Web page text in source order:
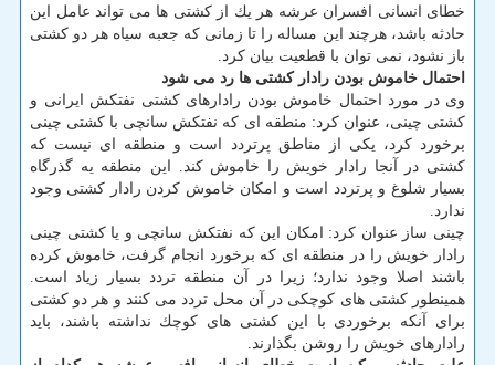
خطای انسانی افسران عرشه هر یك از كشتی ها می تواند عامل این
حادثه باشد، هرچند این مساله را تا زمانی كه جعبه سیاه هر دو كشتی
باز نشود، نمی توان با قطعیت بیان كرد.
احتمال خاموش بودن رادار كشتی ها رد می شود
وی در مورد احتمال خاموش بودن رادارهای كشتی نفتكش ایرانی و
كشتی چینی، عنوان كرد: منطقه ای كه نفتكش سانچی با كشتی چینی
برخورد كرد، یكی از مناطق پرتردد است و منطقه ای نیست كه
كشتی در آنجا رادار خویش را خاموش كند. این منطقه یه گذرگاه
بسیار شلوغ و پرتردد است و امكان خاموش كردن رادار كشتی وجود
ندارد.
چینی ساز عنوان كرد: امكان این كه نفتكش سانچی و یا كشتی چینی
رادار خویش را در منطقه ای كه برخورد انجام گرفت، خاموش كرده
باشند اصلا وجود ندارد؛ زیرا در آن منطقه تردد بسیار زیاد است.
همینطور كشتی های كوچكی در آن محل تردد می كنند و هر دو كشتی
برای آنكه برخوردی با این كشتی های كوچك نداشته باشند، باید
رادارهای خویش را روشن بگذارند.